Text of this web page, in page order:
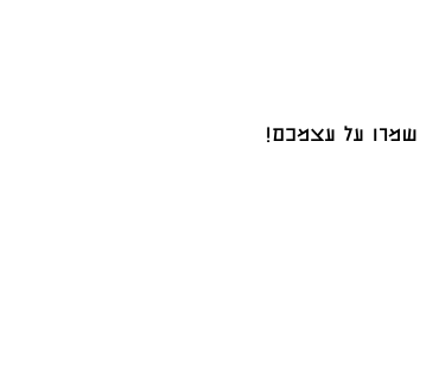
שמרו על עצמכם!